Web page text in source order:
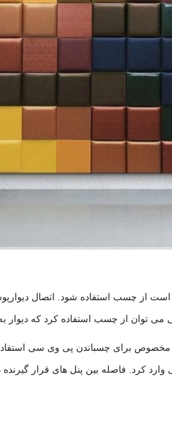
است از چسب استفاده شود. اتصال
می توان از چسب استفاده کرد که
مخصوص برای چسباندن پی وی سی
کرد. فاصله بین پنل های قرار گیرنده